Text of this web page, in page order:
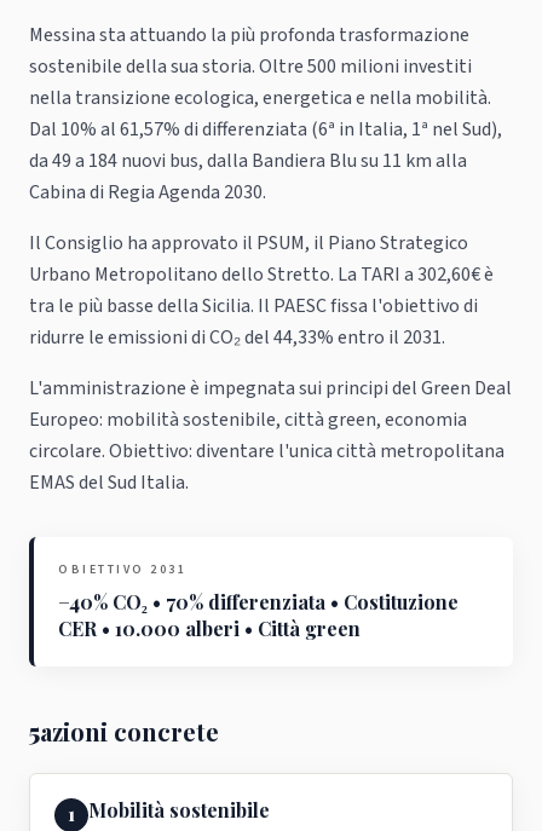
Messina sta attuando la più profonda trasformazione
sostenibile della sua storia. Oltre 500 milioni investiti
nella transizione ecologica, energetica e nella mobilità.
Dal 10% al 61,57% di differenziata (6ª in Italia, 1ª nel Sud),
da 49 a 184 nuovi bus, dalla Bandiera Blu su 11 km alla
Cabina di Regia Agenda 2030.
Il Consiglio ha approvato il PSUM, il Piano Strategico
Urbano Metropolitano dello Stretto. La TARI a 302,60€ è
tra le più basse della Sicilia. Il PAESC fissa l'obiettivo di
ridurre le emissioni di CO₂ del 44,33% entro il 2031.
L'amministrazione è impegnata sui principi del Green Deal
Europeo: mobilità sostenibile, città green, economia
circolare. Obiettivo: diventare l'unica città metropolitana
EMAS del Sud Italia.
OBIETTIVO 2031
−40% CO₂ • 70% differenziata • Costituzione
CER • 10.000 alberi • Città green
5azioni concrete
1 Mobilità sostenibile